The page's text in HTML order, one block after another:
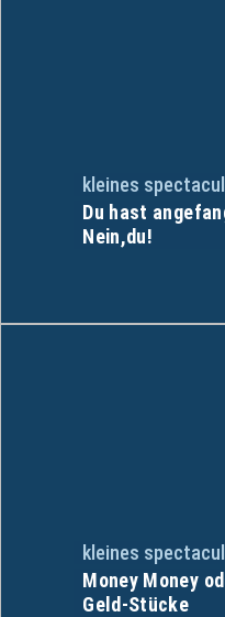
kleines
Du hast
Nein,du!
kleines
Money Money
Geld-Stücke